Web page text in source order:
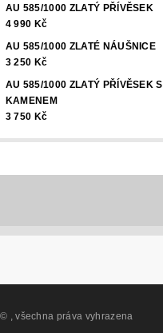
AU 585/1000 ZLATÝ PŘÍVĚSEK
4 990 Kč
AU 585/1000 ZLATÉ NÁUŠNICE
3 250 Kč
AU 585/1000 ZLATÝ PŘÍVĚSEK S
KAMENEM
3 750 Kč
, všechna práva vyhrazena